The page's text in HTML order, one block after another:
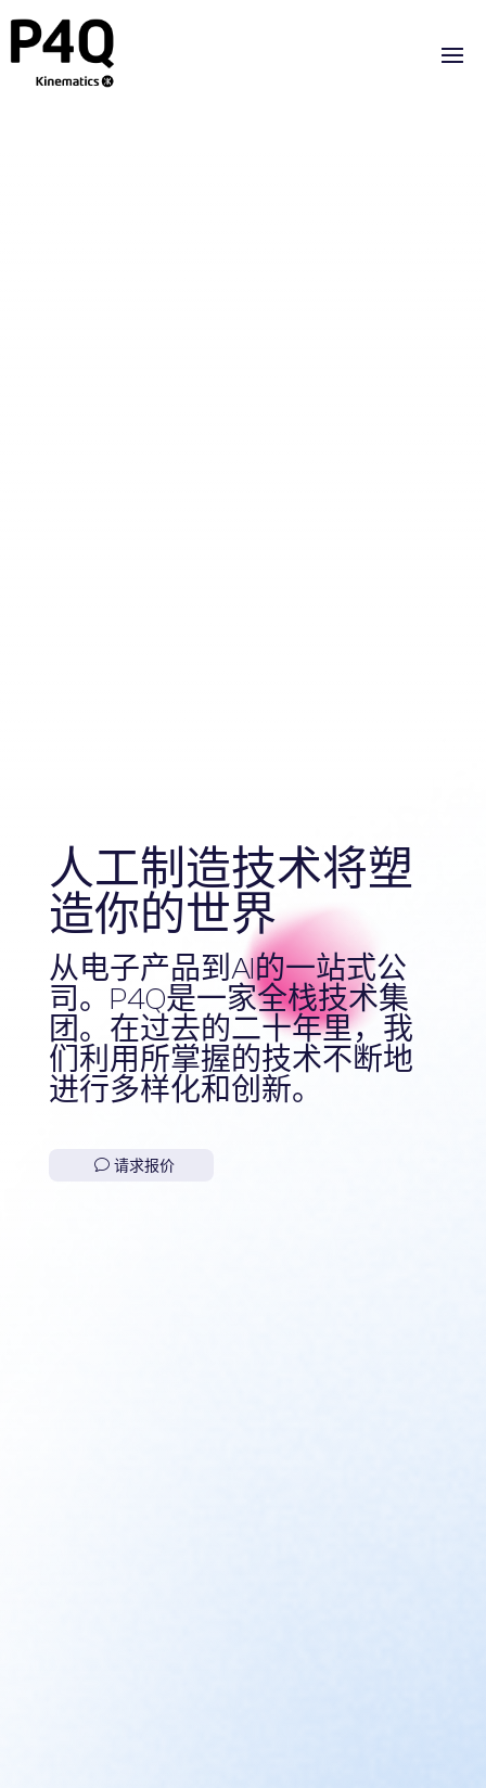
人工制造技术将塑
造你的世界
从电子产品到AI的一站式公
司。P4Q是一家全栈技术集
团。在过去的二十年里，我
们利用所掌握的技术不断地
进行多样化和创新。
请求报价